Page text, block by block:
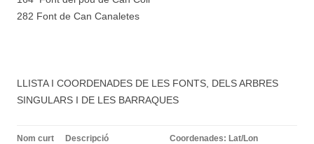
282 Font de Can Canaletes
LLISTA I COORDENADES DE LES FONTS, DELS ARBRES
SINGULARS I DE LES BARRAQUES
Nom curt Descripció Coordenades: Lat/Lon